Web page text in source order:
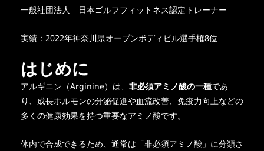
一般社団法人 日本ゴルフフィットネス認定トレーナー
実績：2022年神奈川県オープンボディビル選手権8位
はじめに
アルギニン（Arginine）は、 非必須アミノ酸の一種であ
り、成長ホルモンの分泌促進や血流改善、免疫力向上などの
多くの健康効果を持つ重要なアミノ酸です。
体内で合成できるため、通常は「非必須アミノ酸」に分類さ